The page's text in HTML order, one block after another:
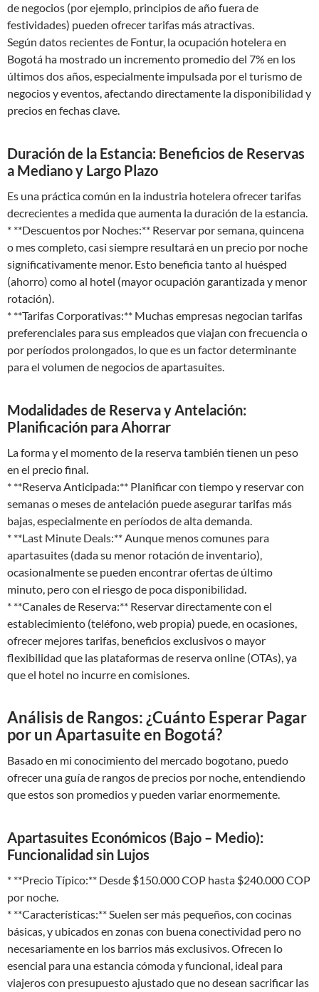
de negocios (por ejemplo, principios de año fuera de
festividades) pueden ofrecer tarifas más atractivas.
Según datos recientes de Fontur, la ocupación hotelera en
Bogotá ha mostrado un incremento promedio del 7% en los
últimos dos años, especialmente impulsada por el turismo de
negocios y eventos, afectando directamente la disponibilidad y
precios en fechas clave.
Duración de la Estancia: Beneficios de Reservas
a Mediano y Largo Plazo
Es una práctica común en la industria hotelera ofrecer tarifas
decrecientes a medida que aumenta la duración de la estancia.
* **Descuentos por Noches:** Reservar por semana, quincena
o mes completo, casi siempre resultará en un precio por noche
significativamente menor. Esto beneficia tanto al huésped
(ahorro) como al hotel (mayor ocupación garantizada y menor
rotación).
* **Tarifas Corporativas:** Muchas empresas negocian tarifas
preferenciales para sus empleados que viajan con frecuencia o
por períodos prolongados, lo que es un factor determinante
para el volumen de negocios de apartasuites.
Modalidades de Reserva y Antelación:
Planificación para Ahorrar
La forma y el momento de la reserva también tienen un peso
en el precio final.
* **Reserva Anticipada:** Planificar con tiempo y reservar con
semanas o meses de antelación puede asegurar tarifas más
bajas, especialmente en períodos de alta demanda.
* **Last Minute Deals:** Aunque menos comunes para
apartasuites (dada su menor rotación de inventario),
ocasionalmente se pueden encontrar ofertas de último
minuto, pero con el riesgo de poca disponibilidad.
* **Canales de Reserva:** Reservar directamente con el
establecimiento (teléfono, web propia) puede, en ocasiones,
ofrecer mejores tarifas, beneficios exclusivos o mayor
flexibilidad que las plataformas de reserva online (OTAs), ya
que el hotel no incurre en comisiones.
Análisis de Rangos: ¿Cuánto Esperar Pagar
por un Apartasuite en Bogotá?
Basado en mi conocimiento del mercado bogotano, puedo
ofrecer una guía de rangos de precios por noche, entendiendo
que estos son promedios y pueden variar enormemente.
Apartasuites Económicos (Bajo – Medio):
Funcionalidad sin Lujos
* **Precio Típico:** Desde $150.000 COP hasta $240.000 COP
por noche.
* **Características:** Suelen ser más pequeños, con cocinas
básicas, y ubicados en zonas con buena conectividad pero no
necesariamente en los barrios más exclusivos. Ofrecen lo
esencial para una estancia cómoda y funcional, ideal para
viajeros con presupuesto ajustado que no desean sacrificar las